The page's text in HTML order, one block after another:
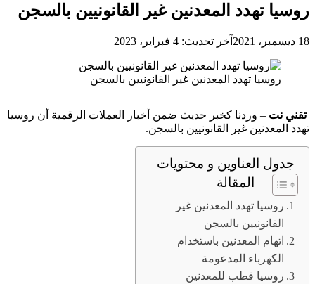
روسيا تهدد المعدنين غير القانونيين بالسجن
18 ديسمبر، 2021 آخر تحديث: 4 فبراير، 2023
روسيا تهدد المعدنين غير القانونيين بالسجن
تقني نت – وردنا كخبر حديث ضمن أخبار العملات الرقمية أن روسيا
تهدد المعدنين غير القانونيين بالسجن.
جدول العناوين و محتويات
المقالة
روسيا تهدد المعدنين غير
القانونيين بالسجن
اتهام المعدنين باستخدام
الكهرباء المدعومة
روسيا قطب للمعدنين